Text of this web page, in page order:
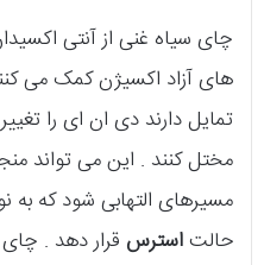
چای سیاه غنی از آنتی
های آزاد اکسیژن کمک می
تمایل دارند دی ان ای را
مختل کنند . این می تواند
مسیرهای التهابی شود که به
حالتاسترس قرار دهد .